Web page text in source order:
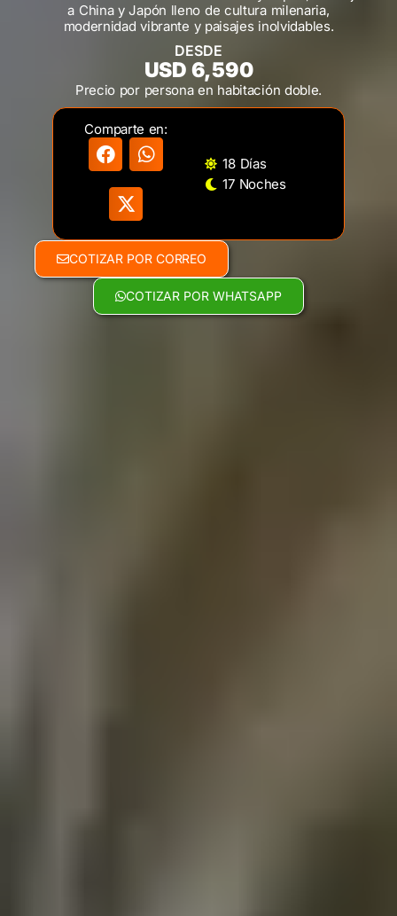
a China y Japón lleno de cultura milenaria,
modernidad vibrante y paisajes inolvidables.
DESDE
USD 6,590
Precio por persona en habitación doble.
Comparte en:
18 Días
17 Noches
COTIZAR POR CORREO
COTIZAR POR WHATSAPP